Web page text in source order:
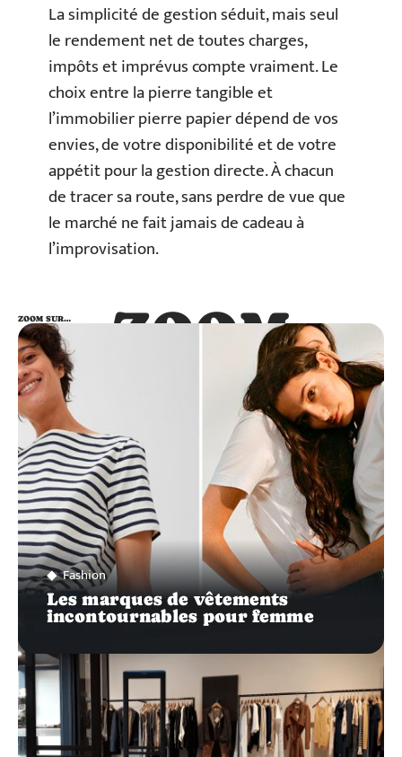
La simplicité de gestion séduit, mais seul
le rendement net de toutes charges,
impôts et imprévus compte vraiment. Le
choix entre la pierre tangible et
l’immobilier pierre papier dépend de vos
envies, de votre disponibilité et de votre
appétit pour la gestion directe. À chacun
de tracer sa route, sans perdre de vue que
le marché ne fait jamais de cadeau à
l’improvisation.
ZOOM
SUR…
ZOOM SUR…
Fashion
Les marques de vêtements
incontournables pour femme